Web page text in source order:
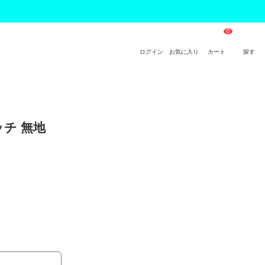
ログイン お気に入り カート 探す
チ 無地